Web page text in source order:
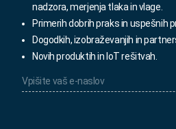
nadzora, merjenja tlaka in vlage.
Primerih dobrih praks in uspešnih
Dogodkih, izobraževanjih in
Novih produktih in IoT rešitvah.
vaš
e-